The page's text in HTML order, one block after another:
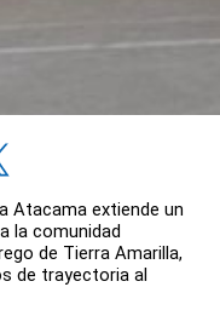
Atacama extiende un
la comunidad
de Tierra Amarilla,
de trayectoria al